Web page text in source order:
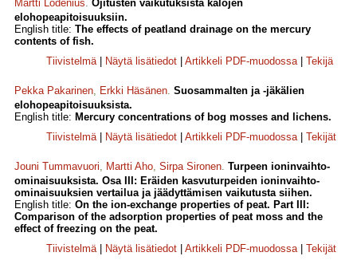
Martti Lodenius. Ojitusten vaikutuksista kalojen
elohopeapitoisuuksiin.
English title: The ef­fects of peatland drainage on the mercury
contents of fish.
Tiivistelmä| Näytä lisätiedot Artikkeli PDF-muodossa| Tekijä
Pekka Pakarinen, Erkki Häsänen. Suosammalten ja -jäkälien
elohopeapitoisuuksista.
English title: Mercury concentrations of bog mosses and lichens.
Tiivistelmä| Näytä lisätiedot Artikkeli PDF-muodossa| Tekijät
Jouni Tummavuori, Martti Aho, Sirpa Sironen. Turpeen ioninvaihto-
ominaisuuksista. Osa III: Eräiden kasvuturpeiden ioninvaihto-
ominaisuuksien vertailua ja jäädyttämisen vaikutusta siihen.
English title: On the ion-exchange properties of peat. Part III:
Comparison of the adsorption properties of peat moss and the
effect of freezing on the peat.
Tiivistelmä| Näytä lisätiedot Artikkeli PDF-muodossa| Tekijät